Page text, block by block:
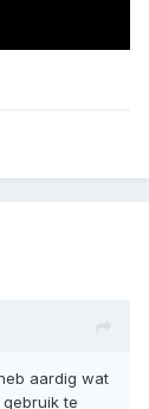
aardig wat
te